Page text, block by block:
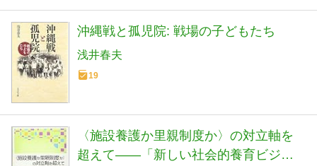
沖縄戦と孤児院: 戦場の子どもたち
浅井春夫
19
〈施設養護か里親制度か〉の対立軸を
超えて――「新しい社会的養育ビジョ